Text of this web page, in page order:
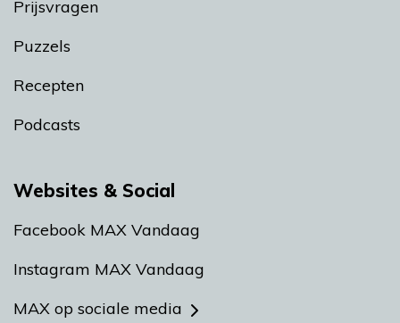
Prijsvragen
Puzzels
Recepten
Podcasts
Websites & Social
Facebook MAX Vandaag
Instagram MAX Vandaag
MAX op sociale media